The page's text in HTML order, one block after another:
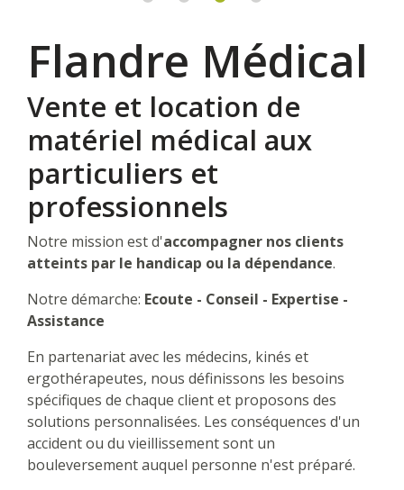
Flandre Médical
Vente et location de
matériel médical aux
particuliers et
professionnels
Notre mission est d'accompagner nos clients
atteints par le handicap ou la dépendance.
Notre démarche: Ecoute - Conseil - Expertise -
Assistance
En partenariat avec les médecins, kinés et
ergothérapeutes, nous définissons les besoins
spécifiques de chaque client et proposons des
solutions personnalisées. Les conséquences d'un
accident ou du vieillissement sont un
bouleversement auquel personne n'est préparé.